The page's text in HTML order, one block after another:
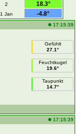
2
18.3°
1 Jan
-4.8°
17:15:39
Gefühlt
27.1°
Feuchtkugel
19.6°
Taupunkt
14.7°
17:15:39